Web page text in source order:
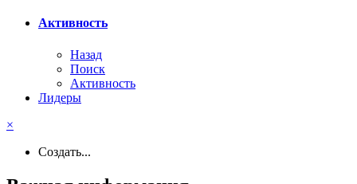
Активность
Назад
Поиск
Активность
Лидеры
×
Создать...